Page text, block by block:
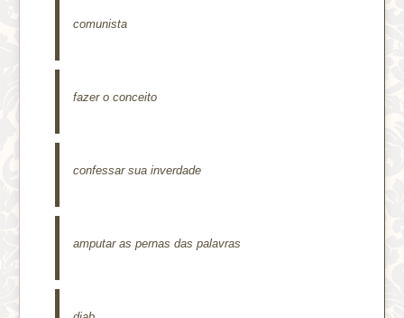
comunista
fazer o conceito
confessar sua inverdade
amputar as pernas das palavras